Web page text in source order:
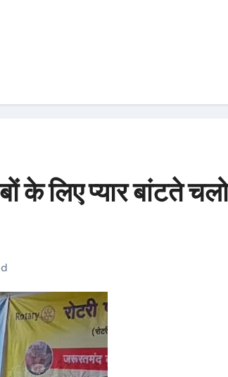
के लिए प्यार बांटते चलो